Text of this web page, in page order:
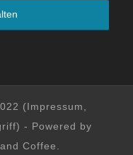
(Impressum
) - Powered by
Coffee.